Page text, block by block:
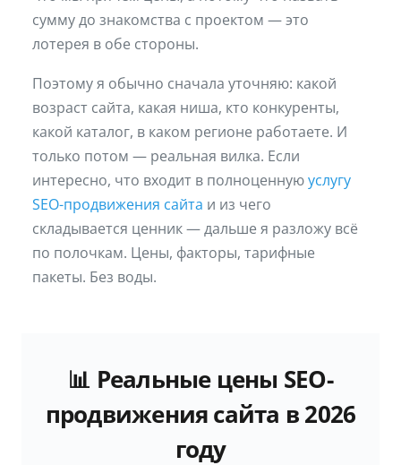
сумму до знакомства с проектом — это
лотерея в обе стороны.
Поэтому я обычно сначала уточняю: какой
возраст сайта, какая ниша, кто конкуренты,
какой каталог, в каком регионе работаете. И
только потом — реальная вилка. Если
интересно, что входит в полноценнуюуслугу
SEO-продвижения сайта и из чего
складывается ценник — дальше я разложу всё
по полочкам. Цены, факторы, тарифные
пакеты. Без воды.
📊 Реальные цены SEO-
продвижения сайта в 2026
году